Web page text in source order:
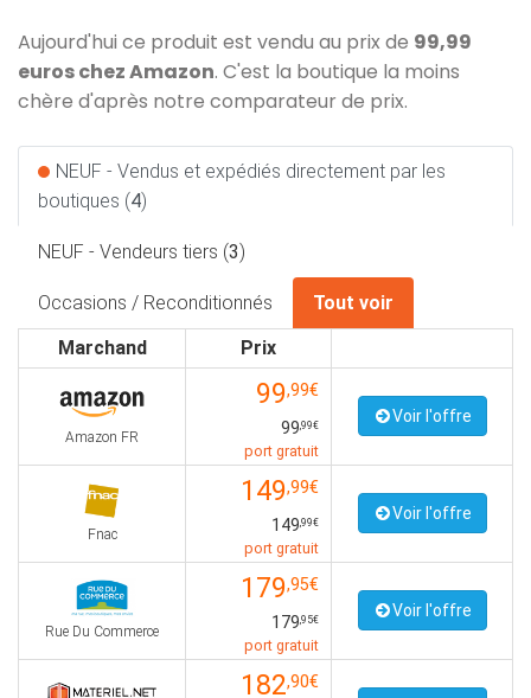
Aujourd'hui ce produit est vendu au prix de 99,99
euros chez Amazon. C'est la boutique la moins
chère d'après notre comparateur de prix.
NEUF - Vendus et expédiés directement par les
boutiques (4)
NEUF - Vendeurs tiers (3)
Occasions / Reconditionnés
Tout voir
Marchand
Prix
Amazon FR
99,99€
99,99€
port gratuit
Voir l'offre
Fnac
149,99€
149,99€
port gratuit
Voir l'offre
Rue Du Commerce
179,95€
179,95€
port gratuit
Voir l'offre
182,90€